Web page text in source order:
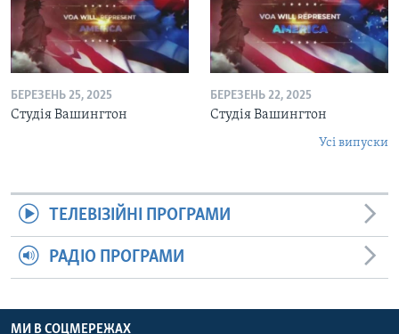
БЕРЕЗЕНЬ 25, 2025
Студія Вашингтон
БЕРЕЗЕНЬ 22, 2025
Студія Вашингтон
Усі випуски
ТЕЛЕВІЗІЙНІ ПРОГРАМИ
РАДІО ПРОГРАМИ
МИ В СОЦМЕРЕЖАХ